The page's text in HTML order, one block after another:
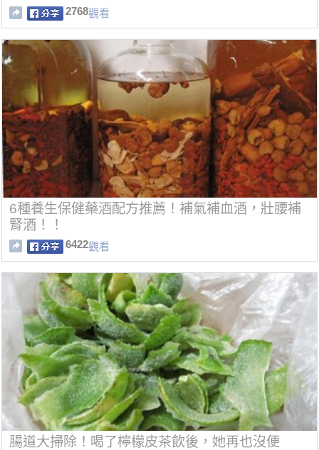
2768觀看
6種養生保健藥酒配方推薦！補氣補血酒，壯腰補
腎酒！！
6422觀看
腸道大掃除！喝了檸檬皮茶飲後，她再也沒便